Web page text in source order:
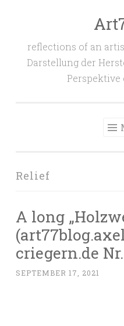
reflections of an
Darstellung der
Perspektive
Relief
A long
criegern.de
SEPTEMBER 17, 2021